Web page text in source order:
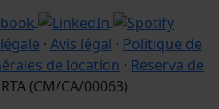
· Avis légal · Politique de
de location · Reserva de
RTA (CM/CA/00063)